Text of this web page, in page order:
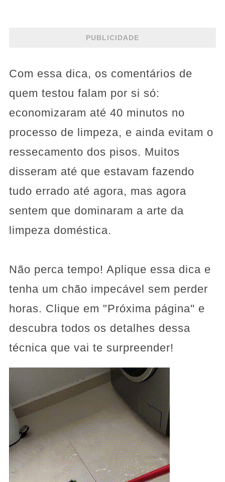
PUBLICIDADE
Com essa dica, os comentários de
quem testou falam por si só:
economizaram até 40 minutos no
processo de limpeza, e ainda evitam o
ressecamento dos pisos. Muitos
disseram até que estavam fazendo
tudo errado até agora, mas agora
sentem que dominaram a arte da
limpeza doméstica.
Não perca tempo! Aplique essa dica e
tenha um chão impecável sem perder
horas. Clique em "Próxima página" e
descubra todos os detalhes dessa
técnica que vai te surpreender!